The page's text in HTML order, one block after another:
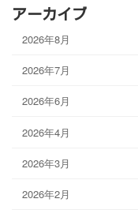
アーカイブ
2026年8月
2026年7月
2026年6月
2026年4月
2026年3月
2026年2月